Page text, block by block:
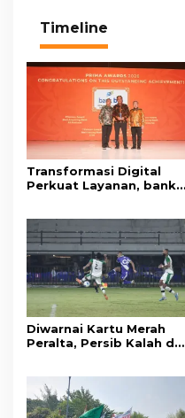
Timeline
Transformasi Digital
Perkuat Layanan, bank
Awards 2026
Diwarnai Kartu Merah
Peralta, Persib Kalah dari